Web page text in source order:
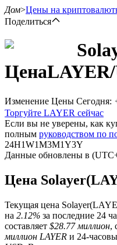
Фьючерсы
USDT-фьючерсы
Фьючерсы с
обеспечения
Дом>Цены на
Поделиться
ЦенаLAYER
Изменение Цены Сегодня:
Торгуйте LAYER сейчас
Если вы не уверены, как
полным руководством по
24H1W1M3M1Y3Y
Данные обновлены в
Цена
Текущая цена
на 2.12% за последние 24
составляет $28.77 миллион,
миллион LAYER и 24-